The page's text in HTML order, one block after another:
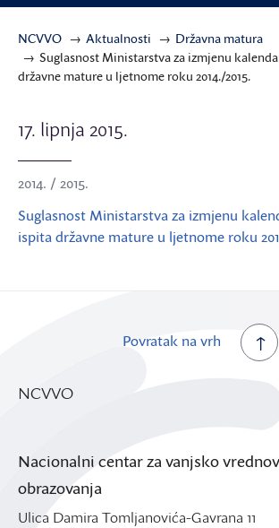
NCVVO Aktualnosti
Državna matura
Suglasnost Ministarstva za izmjenu
državne mature u ljetnome roku 2014./2015.
17. lipnja 2015.
2014. / 2015.
Suglasnost Ministarstva za izmjenu
ispita državne mature u ljetnome roku
Povratak na vrh
NCVVO
Nacionalni centar za vanjsko
obrazovanja
Ulica Damira Tomljanovića-Gavrana 11